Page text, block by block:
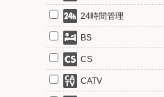
24時間管理
BS
CS
CATV